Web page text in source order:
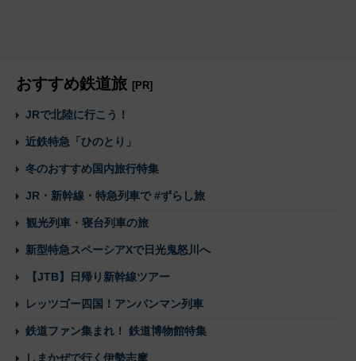
おすすめ鉄道旅 [PR]
JRで北陸に行こう！
近鉄特急「ひのとり」
冬のおすすめ国内旅行特集
JR・新幹線・特急列車で #ずらし旅
観光列車・寝台列車の旅
新型特急スペーシアXで日光鬼怒川へ
【JTB】日帰り新幹線ツアー
レッツゴー四国！アンパンマン列車
鉄道ファン集まれ！ 鉄道博物館特集
しまかぜで行く伊勢志摩